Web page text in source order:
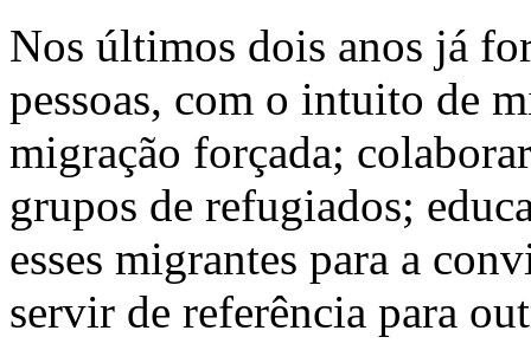
Nos últimos dois anos já
pessoas, com o intuito de
migração forçada;
grupos de refugiados;
esses migrantes para a
servir de referência para